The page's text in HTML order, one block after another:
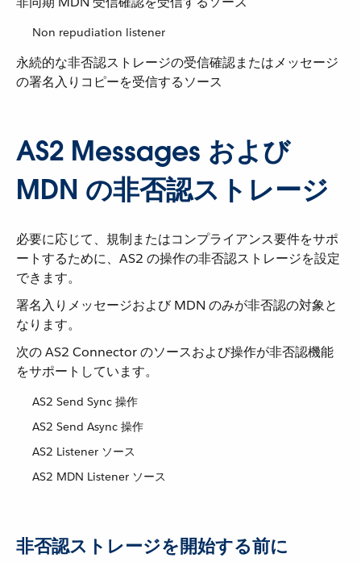
Non repudiation listener
永続的な非否認ストレージの受信確認またはメッセージ
の署名入りコピーを受信するソース
AS2 Messages および
MDN の非否認ストレージ
必要に応じて、規制またはコンプライアンス要件をサポ
ートするために、AS2 の操作の非否認ストレージを設定
できます。
署名入りメッセージおよび MDN のみが非否認の対象と
なります。
次の AS2 Connector のソースおよび操作が非否認機能
をサポートしています。
AS2 Send Sync 操作
AS2 Send Async 操作
AS2 Listener ソース
AS2 MDN Listener ソース
非否認ストレージを開始する前に